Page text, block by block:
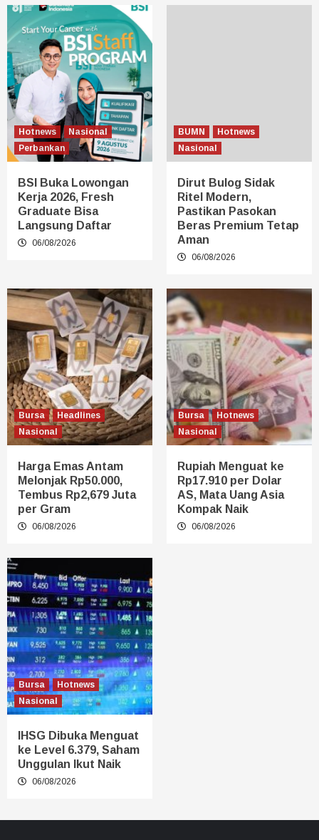
Hotnews
Nasional
Perbankan
BSI Buka Lowongan
Kerja 2026, Fresh
Graduate Bisa
Langsung Daftar
06/08/2026
BUMN
Hotnews
Nasional
Dirut Bulog Sidak
Ritel Modern,
Pastikan Pasokan
Beras Premium Tetap
Aman
06/08/2026
Bursa
Headlines
Nasional
Harga Emas Antam
Melonjak Rp50.000,
Tembus Rp2,679 Juta
per Gram
06/08/2026
Bursa
Hotnews
Nasional
Rupiah Menguat ke
Rp17.910 per Dolar
AS, Mata Uang Asia
Kompak Naik
06/08/2026
Bursa
Hotnews
Nasional
IHSG Dibuka Menguat
ke Level 6.379, Saham
Unggulan Ikut Naik
06/08/2026